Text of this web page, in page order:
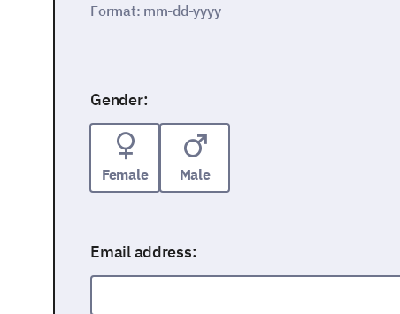
Format: mm-dd-yyyy
Gender:
Female Male
Email address: